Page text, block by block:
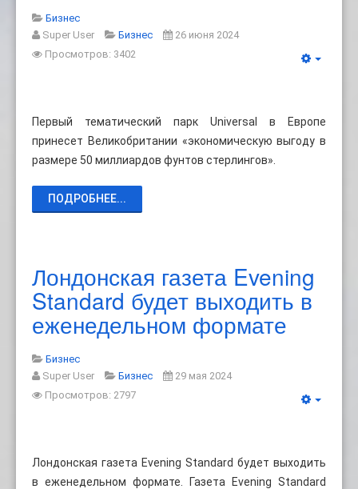
Бизнес
Super User
Бизнес
26 июня 2024
Просмотров: 3402
Первый тематический парк Universal в Европе
принесет Великобритании «экономическую выгоду в
размере 50 миллиардов фунтов стерлингов».
ПОДРОБНЕЕ...
Лондонская газета Evening
Standard будет выходить в
еженедельном формате
Бизнес
Super User
Бизнес
29 мая 2024
Просмотров: 2797
Лондонская газета Evening Standard будет выходить
в еженедельном формате. Газета Evening Standard